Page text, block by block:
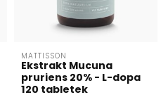
MATTISSON
Ekstrakt Mucuna
pruriens 20% - L-dopa
120 tabletek